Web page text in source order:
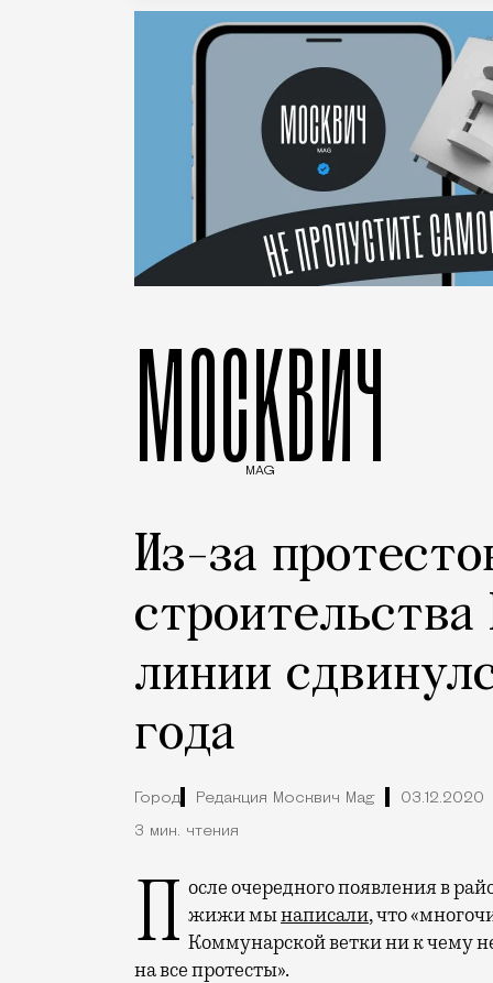
МОСКВИЧ
MAG
Из-за
линии
года
Город Редакция Москвич Mag 03.12.2020
3 мин. чтения
После очередного появления в районе «Академической» знаменитой желтой жижи мынаписали, что
Коммунарской ветки ни к чему
на все протесты».